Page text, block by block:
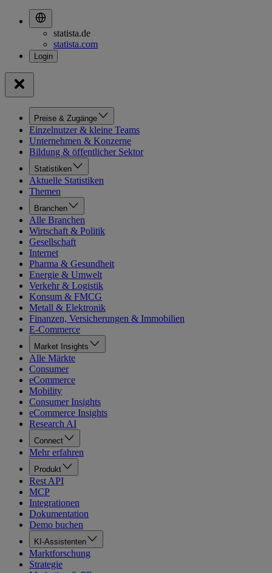
statista.de
statista.com
Preise & Zugänge
Einzelnutzer & kleine Teams
Unternehmen & Konzerne
Bildung & öffentlicher Sektor
Statistiken
Aktuelle Statistiken
Themen
Branchen
Alle Branchen
Wirtschaft & Politik
Gesellschaft
Internet
Pharma & Gesundheit
Energie & Umwelt
Verkehr & Logistik
Konsum & FMCG
Metall & Elektronik
Finanzen, Versicherungen & Immobilien
E-Commerce
Market Insights
Alle Märkte
Consumer
eCommerce
Mobility
Consumer Insights
eCommerce Insights
Research AI
Connect
Mehr erfahren
Produkt
Rest API
MCP
Integrationen
Dokumentation
Demo buchen
KI-Assistenten
Marktforschung
Strategie